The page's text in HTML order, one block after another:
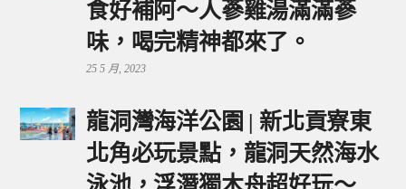
食好補阿～人蔘雞湯滿滿蔘
味，喝完精神都來了。
25 5 月, 2023
龍洞灣海洋公園 | 新北貢寮東
北角必玩景點，龍洞天然海水